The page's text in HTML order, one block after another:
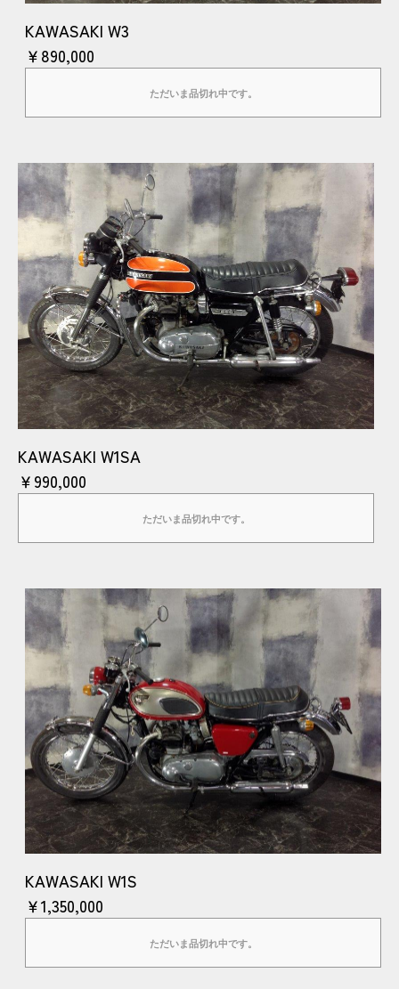
KAWASAKI W3
￥890,000
ただいま品切れ中です。
KAWASAKI W1SA
￥990,000
ただいま品切れ中です。
KAWASAKI W1S
￥1,350,000
ただいま品切れ中です。